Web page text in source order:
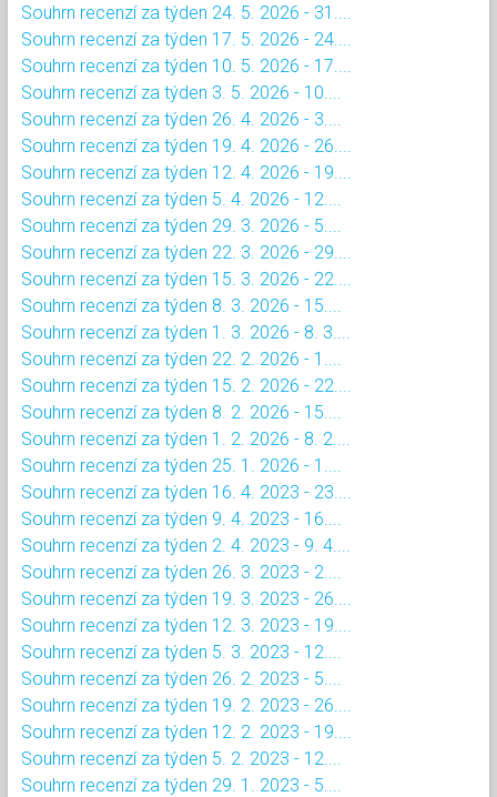
Souhrn recenzí za týden 24. 5. 2026 - 31....
Souhrn recenzí za týden 17. 5. 2026 - 24....
Souhrn recenzí za týden 10. 5. 2026 - 17....
Souhrn recenzí za týden 3. 5. 2026 - 10....
Souhrn recenzí za týden 26. 4. 2026 - 3....
Souhrn recenzí za týden 19. 4. 2026 - 26....
Souhrn recenzí za týden 12. 4. 2026 - 19....
Souhrn recenzí za týden 5. 4. 2026 - 12....
Souhrn recenzí za týden 29. 3. 2026 - 5....
Souhrn recenzí za týden 22. 3. 2026 - 29....
Souhrn recenzí za týden 15. 3. 2026 - 22....
Souhrn recenzí za týden 8. 3. 2026 - 15....
Souhrn recenzí za týden 1. 3. 2026 - 8. 3....
Souhrn recenzí za týden 22. 2. 2026 - 1....
Souhrn recenzí za týden 15. 2. 2026 - 22....
Souhrn recenzí za týden 8. 2. 2026 - 15....
Souhrn recenzí za týden 1. 2. 2026 - 8. 2....
Souhrn recenzí za týden 25. 1. 2026 - 1....
Souhrn recenzí za týden 16. 4. 2023 - 23....
Souhrn recenzí za týden 9. 4. 2023 - 16....
Souhrn recenzí za týden 2. 4. 2023 - 9. 4....
Souhrn recenzí za týden 26. 3. 2023 - 2....
Souhrn recenzí za týden 19. 3. 2023 - 26....
Souhrn recenzí za týden 12. 3. 2023 - 19....
Souhrn recenzí za týden 5. 3. 2023 - 12....
Souhrn recenzí za týden 26. 2. 2023 - 5....
Souhrn recenzí za týden 19. 2. 2023 - 26....
Souhrn recenzí za týden 12. 2. 2023 - 19....
Souhrn recenzí za týden 5. 2. 2023 - 12....
Souhrn recenzí za týden 29. 1. 2023 - 5....